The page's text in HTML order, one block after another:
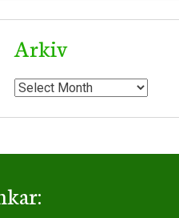
Arkiv
Arkiv